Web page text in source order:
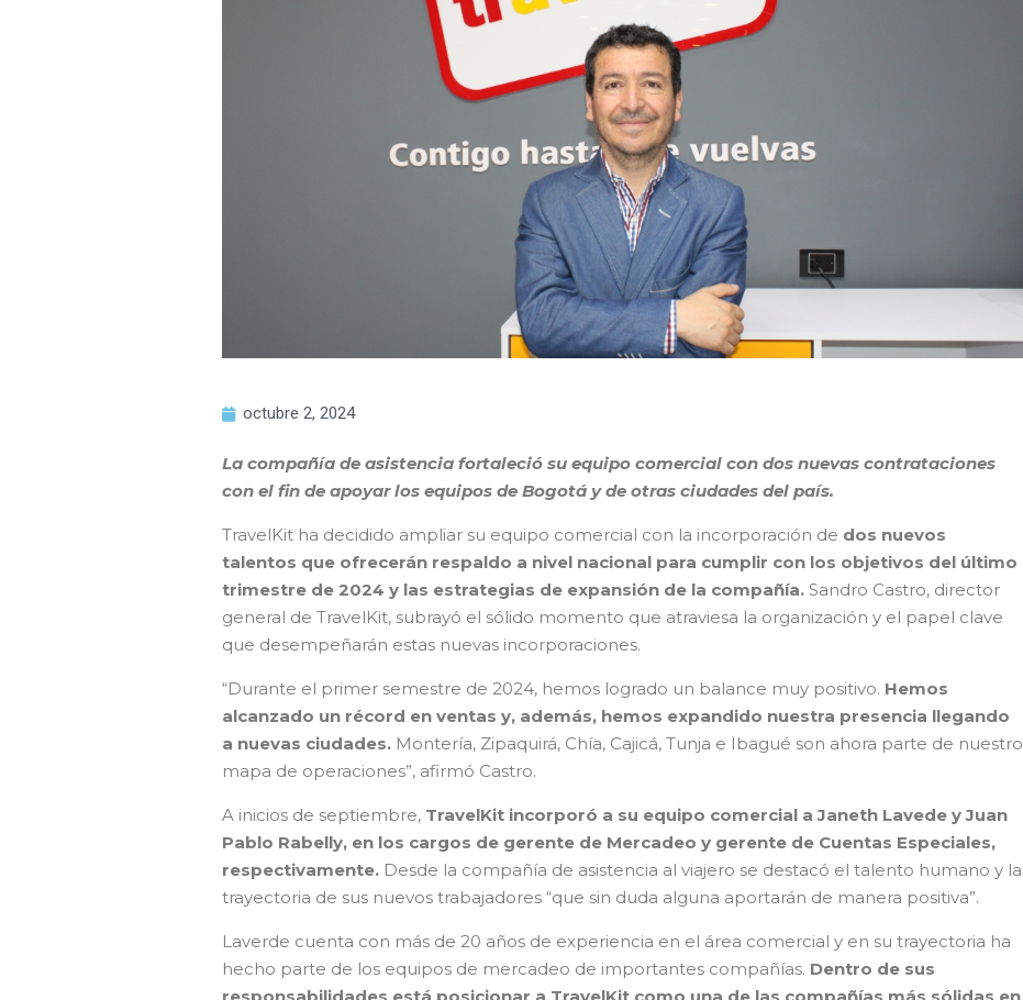
octubre 2, 2024
La compañía de asistencia fortaleció su equipo comercial con dos nuevas contrataciones
con el fin de apoyar los equipos de Bogotá y de otras ciudades del país.
TravelKit ha decidido ampliar su equipo comercial con la incorporación de dos nuevos
talentos que ofrecerán respaldo a nivel nacional para cumplir con los objetivos del último
trimestre de 2024 y las estrategias de expansión de la compañía. Sandro Castro, director
general de TravelKit, subrayó el sólido momento que atraviesa la organización y el papel clave
que desempeñarán estas nuevas incorporaciones.
“Durante el primer semestre de 2024, hemos logrado un balance muy positivo. Hemos
alcanzado un récord en ventas y, además, hemos expandido nuestra presencia llegando
a nuevas ciudades. Montería, Zipaquirá, Chía, Cajicá, Tunja e Ibagué son ahora parte de nuestro
mapa de operaciones”, afirmó Castro.
A inicios de septiembre, TravelKit incorporó a su equipo comercial a Janeth Lavede y Juan
Pablo Rabelly, en los cargos de gerente de Mercadeo y gerente de Cuentas Especiales,
respectivamente. Desde la compañía de asistencia al viajero se destacó el talento humano y la
trayectoria de sus nuevos trabajadores “que sin duda alguna aportarán de manera positiva”.
Laverde cuenta con más de 20 años de experiencia en el área comercial y en su trayectoria ha
hecho parte de los equipos de mercadeo de importantes compañías. Dentro de sus